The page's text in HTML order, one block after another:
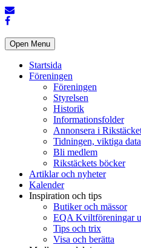
Open Menu
Startsida
Föreningen
Föreningen
Styrelsen
Historik
Informationsfolder
Annonsera i
Tidningen, viktiga data
Bli medlem
Rikstäckets böcker
Artiklar och nyheter
Kalender
Inspiration och tips
Butiker och mässor
EQA Kviltföreningar
Tips och trix
Visa och berätta